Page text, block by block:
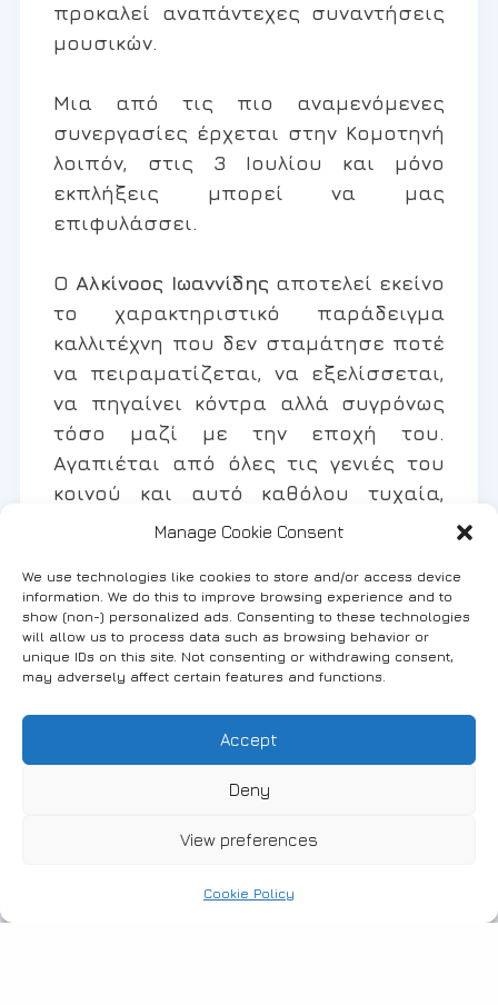
Manage Cookie Consent
We use technologies like cookies to store and/or access device
information. We do this to improve browsing experience and to
show (non-) personalized ads. Consenting to these technologies
will allow us to process data such as browsing behavior or
unique IDs on this site. Not consenting or withdrawing consent,
may adversely affect certain features and functions.
Accept
Deny
View preferences
Cookie Policy
προκαλεί αναπάντεχες συναντήσεις
μουσικών.
Μια από τις πιο αναμενόμενες
συνεργασίες έρχεται στην Κομοτηνή
λοιπόν, στις 3 Ιουλίου και μόνο
εκπλήξεις μπορεί να μας
επιφυλάσσει.
Ο Αλκίνοος Ιωαννίδης αποτελεί εκείνο
το χαρακτηριστικό παράδειγμα
καλλιτέχνη που δεν σταμάτησε ποτέ
να πειραματίζεται, να εξελίσσεται,
να πηγαίνει κόντρα αλλά συγρόνως
τόσο μαζί με την εποχή του.
Αγαπιέται από όλες τις γενιές του
κοινού και αυτό καθόλου τυχαία,
αφού επικοινωνεί με όλα τα
στο κοινό αυθεντικές εμπειρίες
συγκίνησης τόσο στα live όσο και
στις ηχογραφήσεις του. Τα τριάντα
και πλέον χρόνια πορείας που μετρά
επιτυχία του φεστιβάλ,
σηματοδοτούν την επανένωσή του
με όλα τα μέλη της μπάντας του και
μουσικής που τόσο έχουμε ανάγκη.